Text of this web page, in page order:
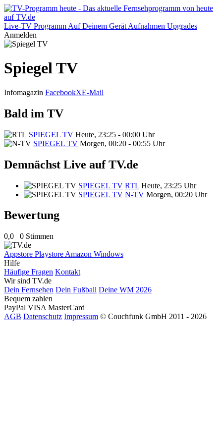
Live-TV Programm Auf Deinem Gerät Aufnahmen Upgrades
Anmelden
Spiegel TV
Infomagazin FacebookXE-Mail
Bald im TV
SPIEGEL TV Heute, 23:25 - 00:00 Uhr
SPIEGEL TV Morgen, 00:20 - 00:55 Uhr
Demnächst Live auf TV.de
SPIEGEL TV RTL Heute, 23:25 Uhr
SPIEGEL TV N-TV Morgen, 00:20 Uhr
Bewertung
0,0 0 Stimmen
Appstore Playstore Amazon Windows
Hilfe
Häufige Fragen Kontakt
Wir sind TV.de
Dein Fernsehen Dein Fußball Deine WM 2026
Bequem zahlen
PayPal VISA MasterCard
AGB Datenschutz Impressum © Couchfunk GmbH 2011 - 2026